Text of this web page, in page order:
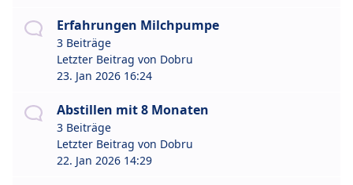
Erfahrungen Milchpumpe
3 Beiträge
Letzter Beitrag von Dobru
23. Jan 2026 16:24
Abstillen mit 8 Monaten
3 Beiträge
Letzter Beitrag von Dobru
22. Jan 2026 14:29